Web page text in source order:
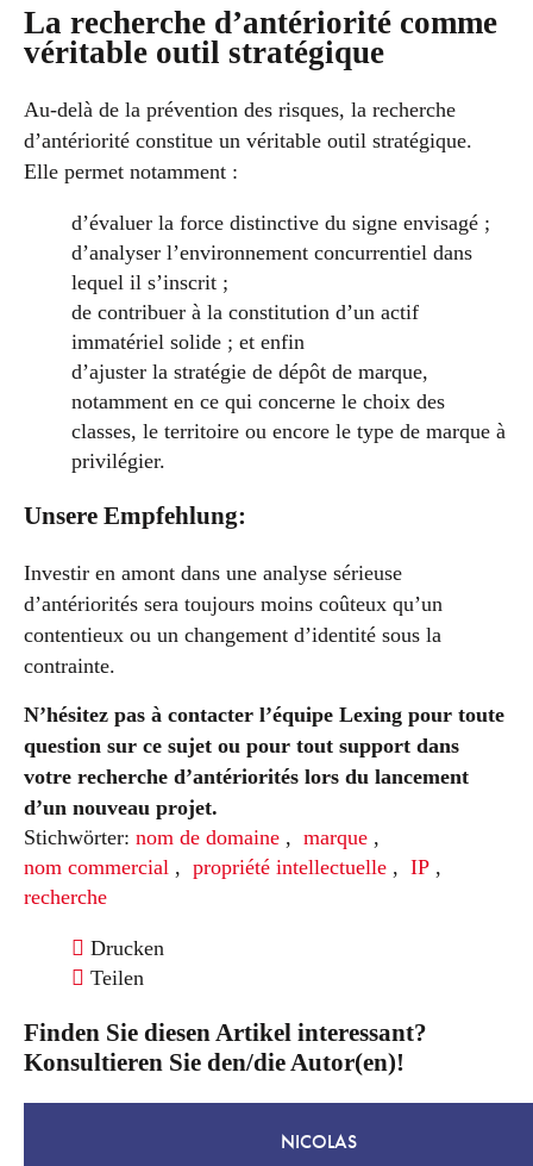
La recherche d’antériorité comme
véritable outil stratégique
Au-delà de la prévention des risques, la recherche
d’antériorité constitue un véritable outil stratégique.
Elle permet notamment :
d’évaluer la force distinctive du signe envisagé ;
d’analyser l’environnement concurrentiel dans
lequel il s’inscrit ;
de contribuer à la constitution d’un actif
immatériel solide ; et enfin
d’ajuster la stratégie de dépôt de marque,
notamment en ce qui concerne le choix des
classes, le territoire ou encore le type de marque à
privilégier.
Unsere Empfehlung:
Investir en amont dans une analyse sérieuse
d’antériorités sera toujours moins coûteux qu’un
contentieux ou un changement d’identité sous la
contrainte.
N’hésitez pas à contacter l’équipe Lexing pour toute
question sur ce sujet ou pour tout support dans
votre recherche d’antériorités lors du lancement
d’un nouveau projet.
Stichwörter: nom de domaine , marque ,
nom commercial , propriété intellectuelle , IP ,
recherche
Drucken
Teilen
Finden Sie diesen Artikel interessant?
Konsultieren Sie den/die Autor(en)!
NICOLAS